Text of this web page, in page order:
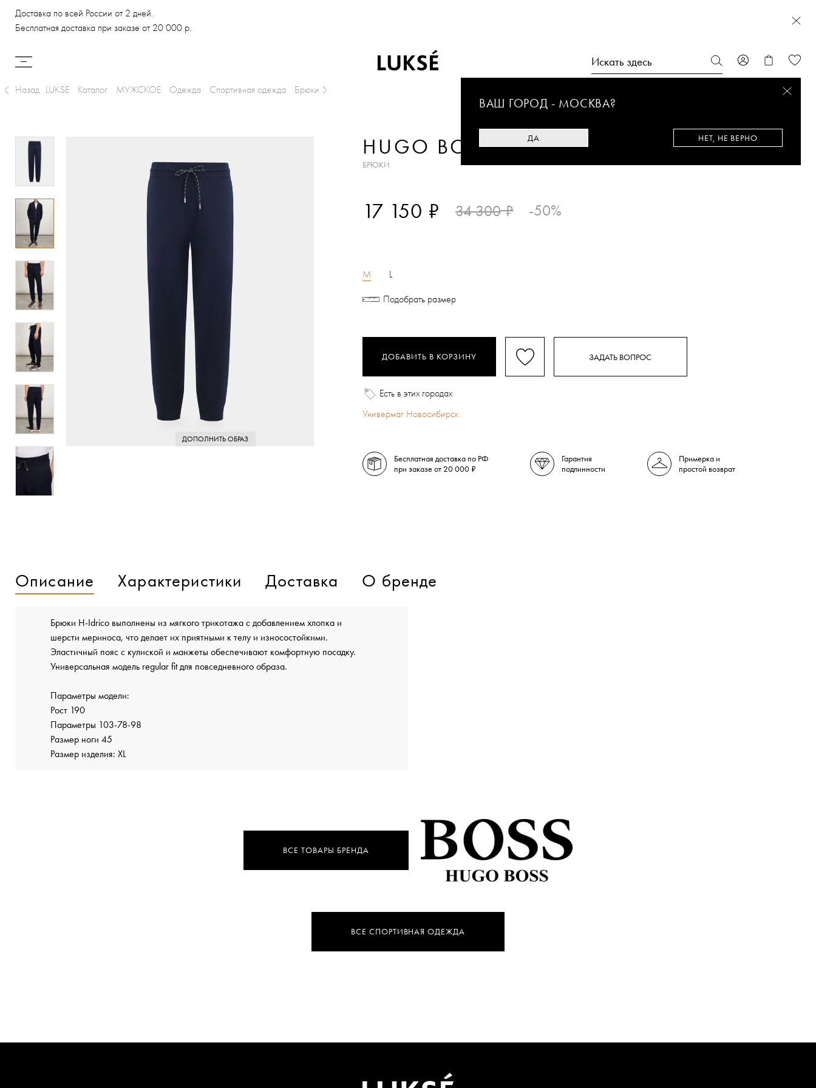
Доставка по всей России от 2 дней.
Бесплатная доставка при заказе от 20 000 р.
ВАШ ГОРОД - МОСКВА?
ДА НЕТ, НЕ ВЕРНО
Назад LUKSE Каталог МУЖСКОЕ Одежда Спортивная одежда Брюки
ДОПОЛНИТЬ ОБРАЗ
HUGO BOSS
БРЮКИ
17 150 ₽ 34 300₽ -50%
M
L
Подобрать размер
ДОБАВИТЬ В КОРЗИНУ ЗАДАТЬ ВОПРОС
Есть в этих городах
Универмаг Новосибирск
Бесплатная доставка по РФ
при заказе от 20 000 ₽
Гарантия
подлинности
Примерка и
простой возврат
Описание Характеристики Доставка О бренде
Брюки H-Idrico выполнены из мягкого трикотажа с добавлением хлопка и
шерсти мериноса, что делает их приятными к телу и износостойкими.
Эластичный пояс с кулиской и манжеты обеспечивают комфортную посадку.
Универсальная модель regular fit для повседневного образа.
Параметры модели:
Рост 190
Параметры 103-78-98
Размер ноги 45
Размер изделия: XL
ВСЕ ТОВАРЫ БРЕНДА
ВСЕ СПОРТИВНАЯ ОДЕЖДА